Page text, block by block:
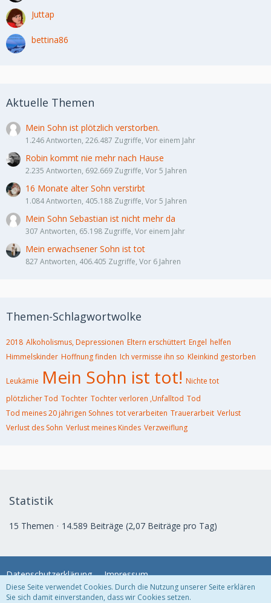
Juttap
bettina86
Aktuelle Themen
Mein Sohn ist plötzlich verstorben.
1.246 Antworten, 226.487 Zugriffe, Vor einem Jahr
Robin kommt nie mehr nach Hause
2.235 Antworten, 692.669 Zugriffe, Vor 5 Jahren
16 Monate alter Sohn verstirbt
1.084 Antworten, 405.188 Zugriffe, Vor 5 Jahren
Mein Sohn Sebastian ist nicht mehr da
307 Antworten, 65.198 Zugriffe, Vor einem Jahr
Mein erwachsener Sohn ist tot
827 Antworten, 406.405 Zugriffe, Vor 6 Jahren
Themen-Schlagwortwolke
2018 Alkoholismus, Depressionen Eltern erschüttert Engel helfen
Himmelskinder Hoffnung finden Ich vermisse ihn so Kleinkind gestorben
Leukämie Mein Sohn ist tot! Nichte tot
plötzlicher Tod Tochter Tochter verloren ,Unfalltod Tod
Tod meines 20 jährigen Sohnes tot verarbeiten Trauerarbeit Verlust
Verlust des Sohn Verlust meines Kindes Verzweiflung
Statistik
15 Themen 14.589 Beiträge (2,07 Beiträge pro Tag)
Datenschutzerklärung Impressum
Diese Seite verwendet Cookies. Durch die Nutzung unserer Seite erklären
Sie sich damit einverstanden, dass wir Cookies setzen.